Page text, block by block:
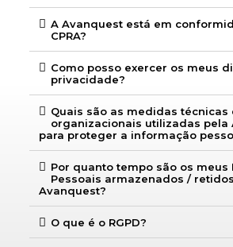
A Avanquest está em
CPRA?
Como posso exercer os meus
privacidade?
Quais são as medidas técnicas
organizacionais utilizadas pela
para proteger a informação
Por quanto tempo são os meus
Pessoais armazenados /
Avanquest?
O que é o RGPD?